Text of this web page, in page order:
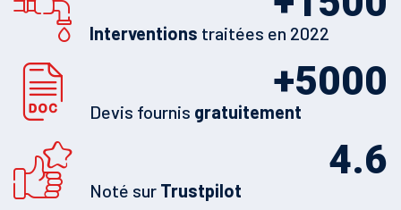
Interventions traitées en 2022
5000
+
Devis fournis gratuitement
4.6
Noté sur Trustpilot